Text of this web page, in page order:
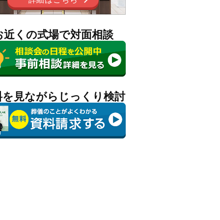
近くの式場で対面相談
見ながらじっくり検討